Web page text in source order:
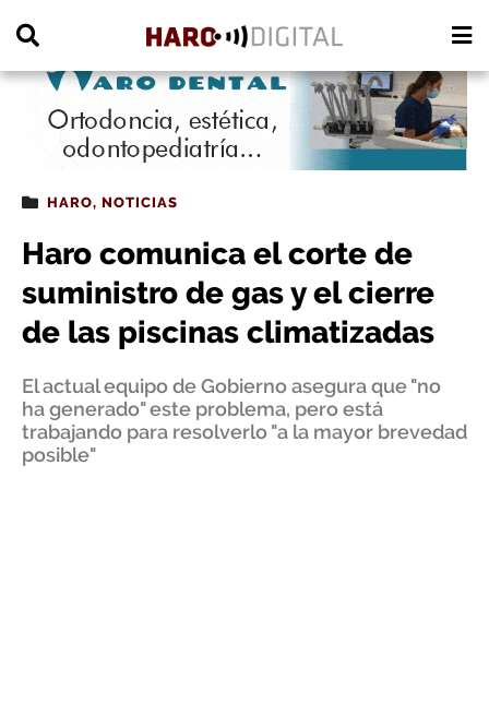
HARO, NOTICIAS
Haro comunica el corte de
suministro de gas y el cierre
de las piscinas climatizadas
El actual equipo de Gobierno asegura que "no
ha generado" este problema, pero está
trabajando para resolverlo "a la mayor brevedad
posible"